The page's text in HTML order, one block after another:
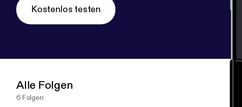
Kostenlos testen
Alle Folgen
6 Folgen